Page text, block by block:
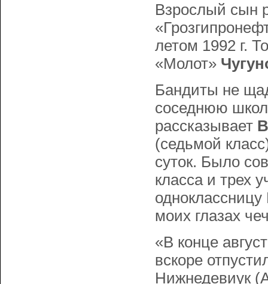
Взрослый сын
летом 1992 г.
«Молот»
Бандиты не
соседнюю
рассказывает
(седьмой
суток. Было
класса и трех
моих глазах
«В конце
вскоре
Hижнедевиyк